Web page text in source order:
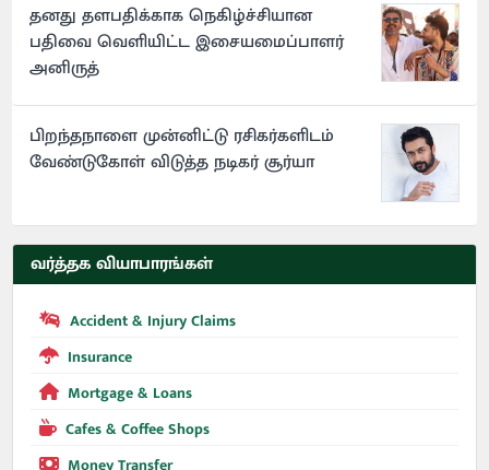
தனது தளபதிக்காக நெகிழ்ச்சியான
பதிவை வெளியிட்ட இசையமைப்பாளர்
அனிருத்
பிறந்தநாளை முன்னிட்டு ரசிகர்களிடம்
வேண்டுகோள் விடுத்த நடிகர் சூர்யா
வர்த்தக வியாபாரங்கள்
Accident & Injury Claims
Insurance
Mortgage & Loans
Cafes & Coffee Shops